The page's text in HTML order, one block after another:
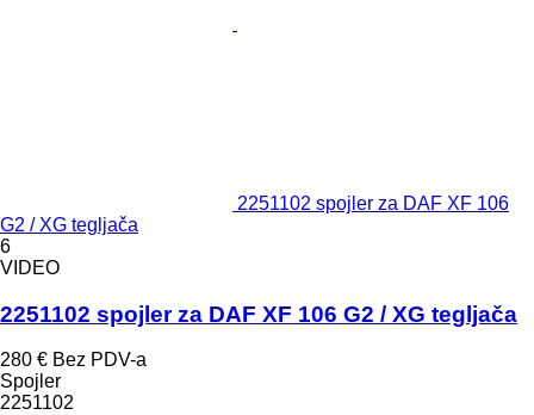
2251102 spojler za DAF XF 106
G2 / XG tegljača
6
VIDEO
2251102 spojler za DAF XF 106 G2 / XG tegljača
280 € Bez PDV-a
Spojler
2251102